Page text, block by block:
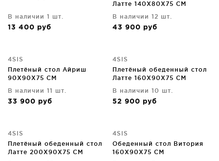
В наличии 1 шт.
13 400 руб
Латте 140X80X75 CM
В наличии 12 шт.
43 900 руб
4SIS
Плетёный стол Айриш
90X90X75 CM
В наличии 11 шт.
33 900 руб
4SIS
Плетёный обеденный стол
Латте 160X90X75 CM
В наличии 10 шт.
52 900 руб
4SIS
Плетёный обеденный стол
Латте 200X90X75 CM
4SIS
Обеденный стол Витория
160X90X75 CM